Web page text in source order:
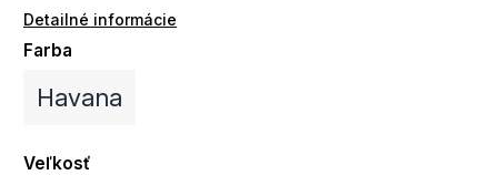
Detailné informácie
Farba
Havana
Veľkosť